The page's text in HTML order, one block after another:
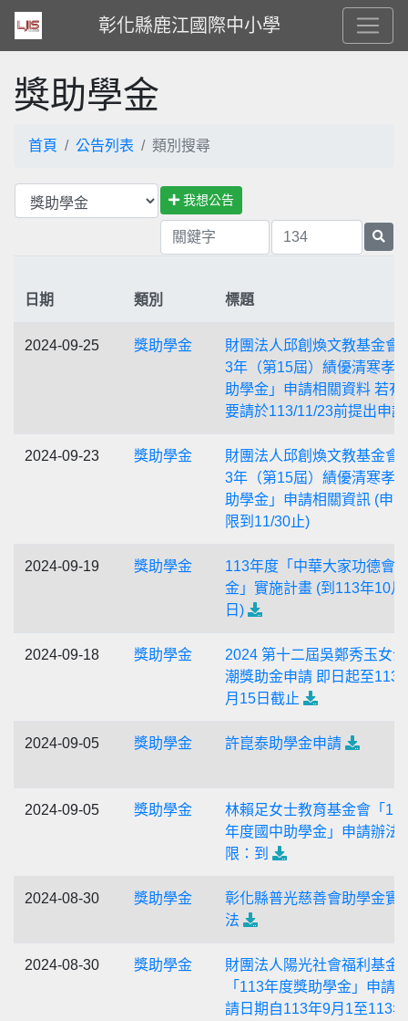
彰化縣鹿江國際中小學
獎助學金
首頁 公告列表 類別搜尋
我想公告
日期 類別 標題
2024-09-25 獎助學金
財團法人邱創煥文教基金會
3年（第15屆）績優清寒孝
助學金」申請相關資料 若有
要請於113/11/23前提出申請
2024-09-23 獎助學金
財團法人邱創煥文教基金會
3年（第15屆）績優清寒孝
助學金」申請相關資訊 (申
限到11/30止)
2024-09-19 獎助學金
113年度「中華大家功德會
金」實施計畫 (到113年10
日)
2024-09-18 獎助學金
2024 第十二屆吳鄭秀玉女
潮獎助金申請 即日起至113
月15日截止
2024-09-05 獎助學金 許崑泰助學金申請
2024-09-05 獎助學金
林賴足女士教育基金會「
年度國中助學金」申請辦法
限：到
2024-08-30 獎助學金
彰化縣普光慈善會助學金實
法
2024-08-30 獎助學金
財團法人陽光社會福利基金
「113年度獎助學金」申請 (
請日期自113年9月1至113